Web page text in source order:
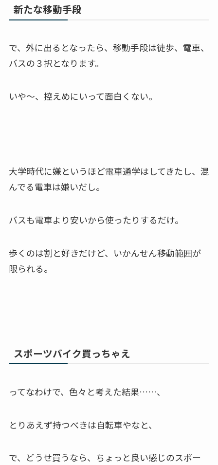
新たな移動手段
で、外に出るとなったら、移動手段は徒歩、電車、
バスの３択となります。
いや〜、控えめにいって面白くない。
大学時代に嫌というほど電車通学はしてきたし、混
んでる電車は嫌いだし。
バスも電車より安いから使ったりするだけ。
歩くのは割と好きだけど、いかんせん移動範囲が
限られる。
スポーツバイク買っちゃえ
ってなわけで、色々と考えた結果……、
とりあえず持つべきは自転車やなと、
で、どうせ買うなら、ちょっと良い感じのスポー